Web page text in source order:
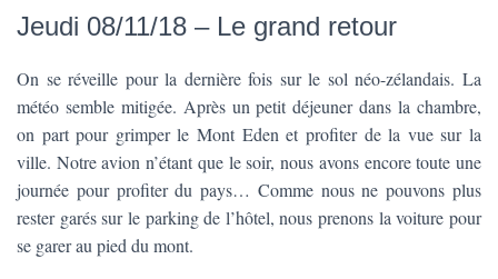
A
T
I
N
Jeudi 08/11/18 – Le grand retour
On se réveille pour la dernière fois sur le sol néo-zélandais. La
météo semble mitigée. Après un petit déjeuner dans la chambre,
on part pour grimper le Mont Eden et profiter de la vue sur la
ville. Notre avion n’étant que le soir, nous avons encore toute une
journée pour profiter du pays… Comme nous ne pouvons plus
rester garés sur le parking de l’hôtel, nous prenons la voiture pour
se garer au pied du mont.